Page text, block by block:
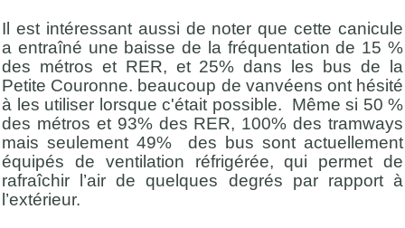
Il est intéressant aussi de noter que cette canicule
a entraîné une baisse de la fréquentation de 15 %
des métros et RER, et 25% dans les bus de la
Petite Couronne. beaucoup de vanvéens ont hésité
à les utiliser lorsque c'était possible. Même si 50 %
des métros et 93% des RER, 100% des tramways
mais seulement 49% des bus sont actuellement
équipés de ventilation réfrigérée, qui permet de
rafraîchir l’air de quelques degrés par rapport à
l’extérieur.